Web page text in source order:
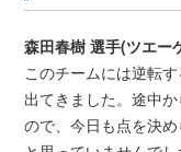
森田春樹 選手(ツエー
このチームには逆転
出てきました。途中
ので、今日も点を決